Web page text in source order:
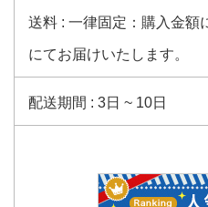
送料 : 一律固定：購入金額
にてお届けいたします。
配送期間 : 3日 ~ 10日